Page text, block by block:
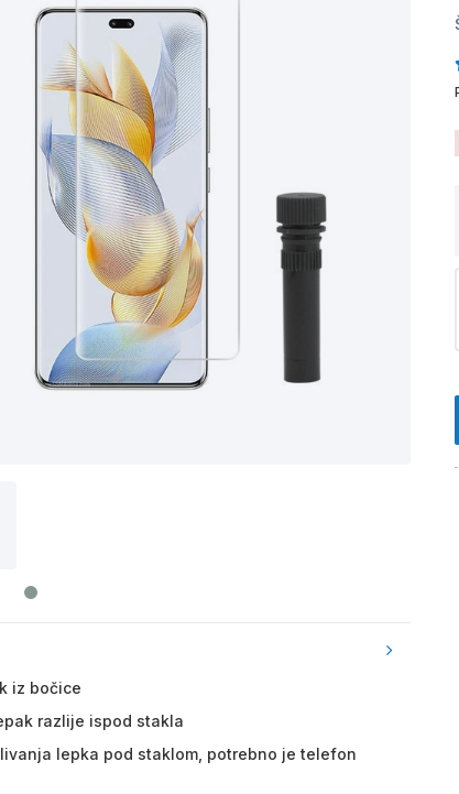
iz bočice
razlije ispod stakla
lepka pod staklom, potrebno je telefon